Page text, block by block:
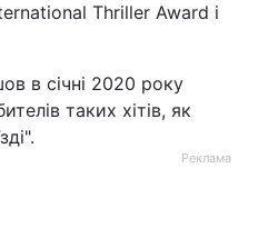
Thriller Award і
в січні 2020 року
таких хітів, як
Реклама